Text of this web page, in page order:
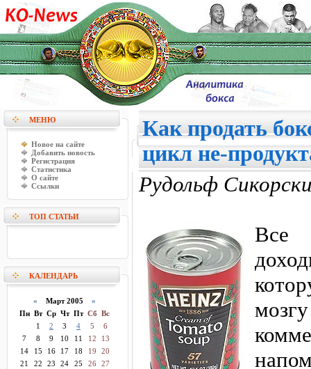
МЕНЮ
Новое на сайте
Добавить новость
Регистрация
Статистика
О сайте
Ссылки
ТОП СТАТЬИ
КАЛЕНДАРЬ
« Март 2005 »
Пн Вт Ср Чт Пт Сб Вс
1
2 3 4 5
6
7
8 9 10 11 12
13
14
15 16 17 18 19
20
21
22 23 24 25 26 27
Как продать
цикл не-
Рудольф
Все